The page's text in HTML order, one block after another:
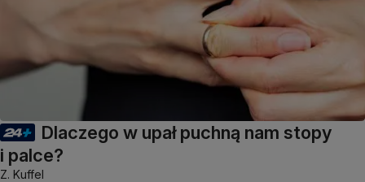
Dlaczego w upał puchną nam stopy
i palce?
Z. Kuffel